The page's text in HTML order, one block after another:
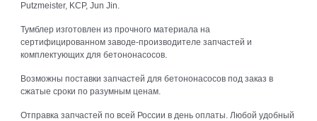
Putzmeister, KCP, Jun Jin.
Тумблер изготовлен из прочного материала на
сертифицированном заводе-производителе запчастей и
комплектующих для бетононасосов.
Возможны поставки запчастей для бетононасосов под заказ в
сжатые сроки по разумным ценам.
Отправка запчастей по всей России в день оплаты. Любой удобный